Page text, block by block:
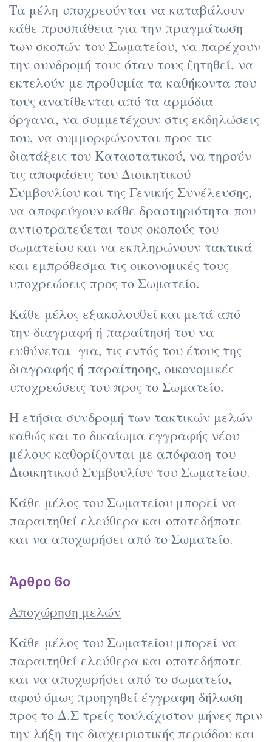
Τα μέλη υποχρεούνται να καταβάλουν
κάθε προσπάθεια για την πραγμάτωση
των σκοπών του Σωματείου, να παρέχουν
την συνδρομή τους όταν τους ζητηθεί, να
εκτελούν με προθυμία τα καθήκοντα που
τους ανατίθενται από τα αρμόδια
όργανα, να συμμετέχουν στις εκδηλώσεις
του, να συμμορφώνονται προς τις
διατάξεις του Καταστατικού, να τηρούν
τις αποφάσεις του Διοικητικού
Συμβουλίου και της Γενικής Συνέλευσης,
να αποφεύγουν κάθε δραστηριότητα που
αντιστρατεύεται τους σκοπούς του
σωματείου και να εκπληρώνουν τακτικά
και εμπρόθεσμα τις οικονομικές τους
υποχρεώσεις προς το Σωματείο.
Κάθε μέλος εξακολουθεί και μετά από
την διαγραφή ή παραίτησή του να
ευθύνεται για, τις εντός του έτους της
διαγραφής ή παραίτησης, οικονομικές
υποχρεώσεις του προς το Σωματείο.
Η ετήσια συνδρομή των τακτικών μελών
καθώς και το δικαίωμα εγγραφής νέου
μέλους καθορίζονται με απόφαση του
Διοικητικού Συμβουλίου του Σωματείου.
Κάθε μέλος του Σωματείου μπορεί να
παραιτηθεί ελεύθερα και οποτεδήποτε
και να αποχωρήσει από το Σωματείο.
Άρθρο 6ο
Αποχώρηση μελών
Κάθε μέλος του Σωματείου μπορεί να
παραιτηθεί ελεύθερα και οποτεδήποτε
και να αποχωρήσει από το σωματείο,
αφού όμως προηγηθεί έγγραφη δήλωση
προς το Δ.Σ τρείς τουλάχιστον μήνες πριν
την λήξη της διαχειριστικής περιόδου και